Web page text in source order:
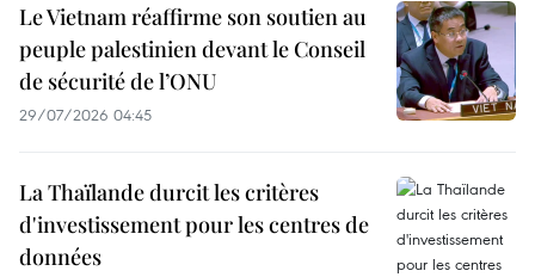
Le Vietnam réaffirme son soutien au
peuple palestinien devant le Conseil
de sécurité de l’ONU
29/07/2026 04:45
La Thaïlande durcit les critères
d'investissement pour les centres de
données